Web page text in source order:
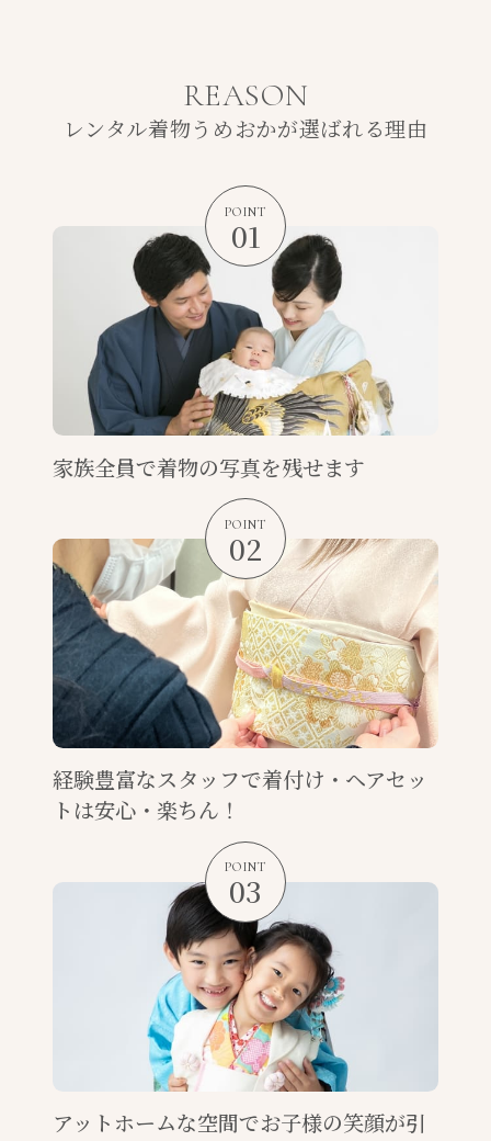
REASON
レンタル着物うめおかが選ばれる理由
POINT
01
家族全員で着物の写真を残せます
POINT
02
経験豊富なスタッフで着付け・ ヘアセッ
トは安心・楽ちん！
POINT
03
アットホームな空間でお子様の笑顔が引